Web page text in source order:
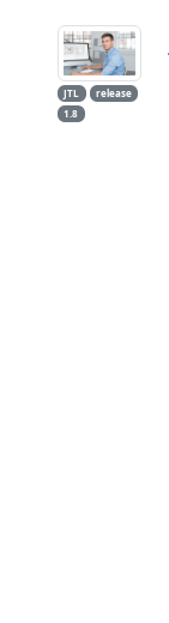
JTL
release
1.8